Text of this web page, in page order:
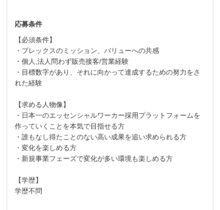
応募条件
【必須条件】
・プレックスのミッション、バリューへの共感
・個人,法人問わず販売接客/営業経験
・目標数字があり、それに向かって達成するための努力をさ
れた経験
【求める人物像】
・日本一のエッセンシャルワーカー採用プラットフォームを
作っていくことを本気で目指せる方
・誰もなし得たことのない高い成果を追い求められる方
・変化を楽しめる方
・新規事業フェーズで変化が多い環境も楽しめる方
【学歴】
学歴不問